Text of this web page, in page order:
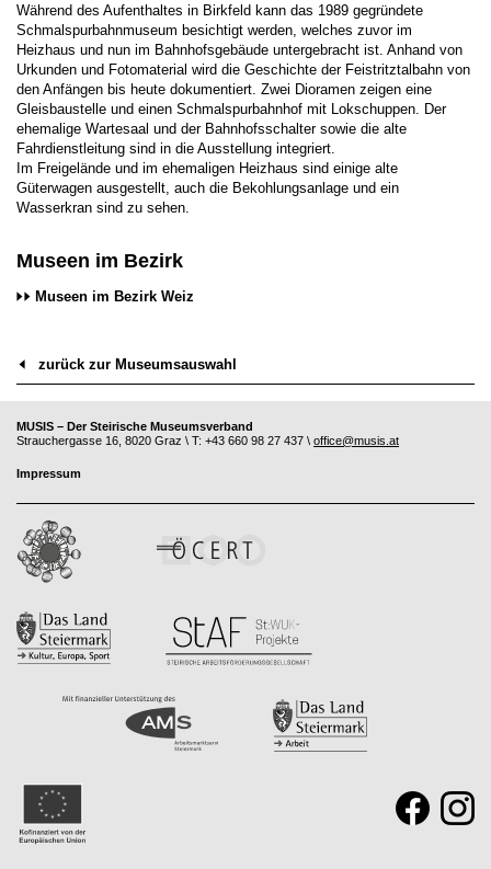
Während des Aufenthaltes in Birkfeld kann das 1989 gegründete
Schmalspurbahnmuseum besichtigt werden, welches zuvor im
Heizhaus und nun im Bahnhofsgebäude untergebracht ist. Anhand von
Urkunden und Fotomaterial wird die Geschichte der Feistritztalbahn von
den Anfängen bis heute dokumentiert. Zwei Dioramen zeigen eine
Gleisbaustelle und einen Schmalspurbahnhof mit Lokschuppen. Der
ehemalige Wartesaal und der Bahnhofsschalter sowie die alte
Fahrdienstleitung sind in die Ausstellung integriert.
Im Freigelände und im ehemaligen Heizhaus sind einige alte
Güterwagen ausgestellt, auch die Bekohlungsanlage und ein
Wasserkran sind zu sehen.
Museen im Bezirk
Museen im Bezirk Weiz
zurück zur Museumsauswahl
MUSIS – Der Steirische Museumsverband
Strauchergasse 16, 8020 Graz \ T: +43 660 98 27 437 \ office@musis.at
Impressum